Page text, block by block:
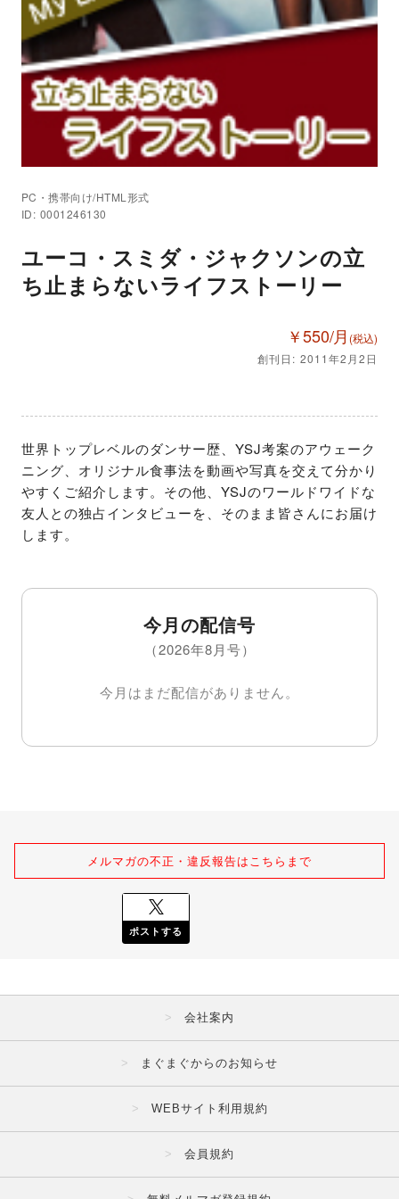
PC・携帯向け/HTML形式
ID: 0001246130
ユーコ・スミダ・ジャクソンの立
ち止まらないライフストーリー
￥550/月 (税込)
創刊日: 2011年2月2日
世界トップレベルのダンサー歴、YSJ考案のアウェーク
ニング、オリジナル食事法を動画や写真を交えて分かり
やすくご紹介します。その他、YSJのワールドワイドな
友人との独占インタビューを、そのまま皆さんにお届け
します。
今月の配信号
（2026年8月号）
今月はまだ配信がありません。
メルマガの不正・違反報告はこちらまで
ポストする
会社案内
まぐまぐからのお知らせ
WEBサイト利用規約
会員規約